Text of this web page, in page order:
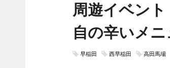
周遊イベン
自の辛いメ
早稲田 西早稲田 高田馬場